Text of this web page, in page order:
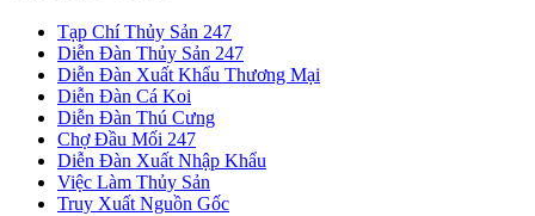
Tạp Chí Thủy Sản 247
Diễn Đàn Thủy Sản 247
Diễn Đàn Xuất Khẩu Thương Mại
Diễn Đàn Cá Koi
Diễn Đàn Thú Cưng
Chợ Đầu Mối 247
Diễn Đàn Xuất Nhập Khẩu
Việc Làm Thủy Sản
Truy Xuất Nguồn Gốc